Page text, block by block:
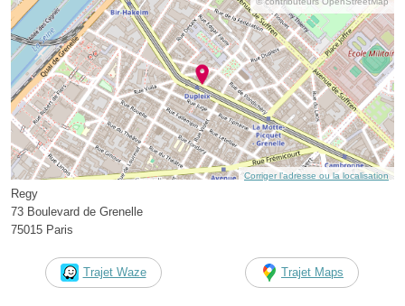
Corriger l’adresse ou la localisation
Regy
73 Boulevard de Grenelle
75015 Paris
Trajet Waze Trajet Maps